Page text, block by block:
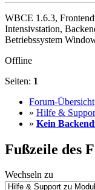
WBCE 1.6.3,
Intensivstation,
Betriebssystem
Offline
Seiten: 1
Forum-Übersicht
» Hilfe &
» Kein
Fußzeile des
Wechseln zu